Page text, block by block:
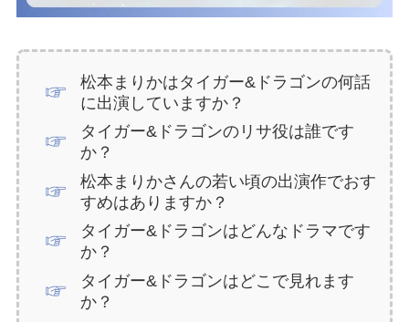
松本まりかはタイガー&ドラゴンの何話
に出演していますか？
タイガー&ドラゴンのリサ役は誰です
か？
松本まりかさんの若い頃の出演作でおす
すめはありますか？
タイガー&ドラゴンはどんなドラマです
か？
タイガー&ドラゴンはどこで見れます
か？